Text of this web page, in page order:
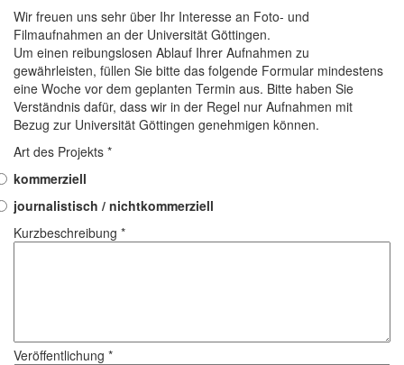
Wir freuen uns sehr über Ihr Interesse an Foto- und
Filmaufnahmen an der Universität Göttingen.
Um einen reibungslosen Ablauf Ihrer Aufnahmen zu
gewährleisten, füllen Sie bitte das folgende Formular mindestens
eine Woche vor dem geplanten Termin aus. Bitte haben Sie
Verständnis dafür, dass wir in der Regel nur Aufnahmen mit
Bezug zur Universität Göttingen genehmigen können.
Art des Projekts *
kommerziell
journalistisch / nichtkommerziell
Kurzbeschreibung *
Veröffentlichung *